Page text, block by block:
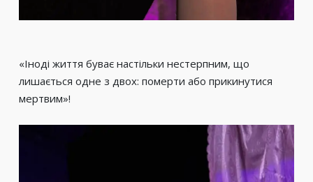
«Іноді життя буває настільки нестерпним, що
лишається одне з двох: померти або прикинутися
мертвим»!